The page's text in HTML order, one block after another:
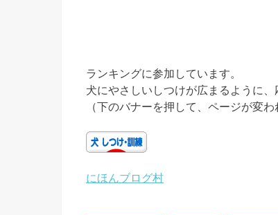
ランキングに参加しています。
犬にやさしいしつけが広まるように、
（下のバナーを押して、ページが変わ
にほんブログ村